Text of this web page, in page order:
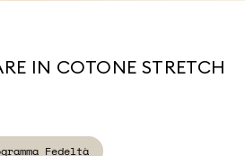
IN COTONE STRETCH
Fedeltà